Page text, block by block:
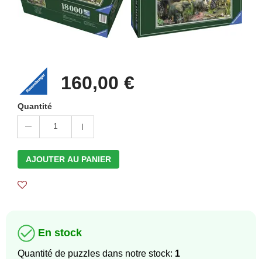
160,00 €
Quantité
1
AJOUTER AU PANIER
En stock
Quantité de puzzles dans notre stock: 1